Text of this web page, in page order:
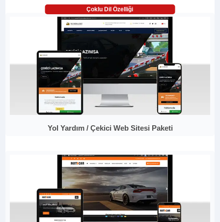
Çoklu Dil Özelliği
Yol Yardım / Çekici Web Sitesi Paketi